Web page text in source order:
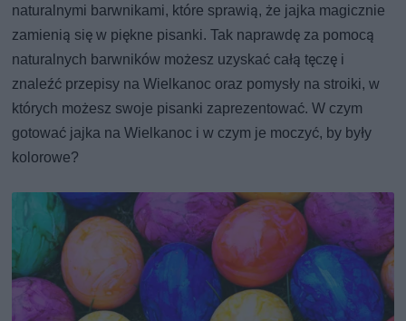
naturalnymi barwnikami, które sprawią, że jajka magicznie
zamienią się w piękne pisanki. Tak naprawdę za pomocą
naturalnych barwników możesz uzyskać całą tęczę i
znaleźć przepisy na Wielkanoc oraz pomysły na stroiki, w
których możesz swoje pisanki zaprezentować. W czym
gotować jajka na Wielkanoc i w czym je moczyć, by były
kolorowe?